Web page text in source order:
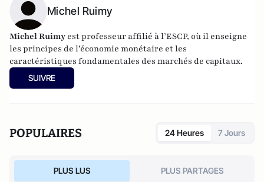
Michel Ruimy
Michel Ruimy est professeur affilié à l’ESCP, où il enseigne
les principes de l’économie monétaire et les
caractéristiques fondamentales des marchés de capitaux.
SUIVRE
POPULAIRES 24 Heures 7 Jours
PLUS LUS PLUS PARTAGES